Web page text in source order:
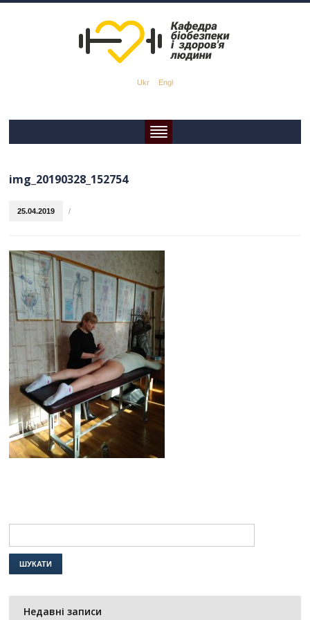
Ukr Engl
img_20190328_152754
25.04.2019 /
Недавні записи